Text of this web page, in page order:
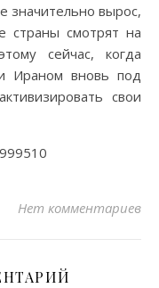
значительно вырос,
страны смотрят на
сейчас, когда
Ираном вновь под
свои
Нет комментариев